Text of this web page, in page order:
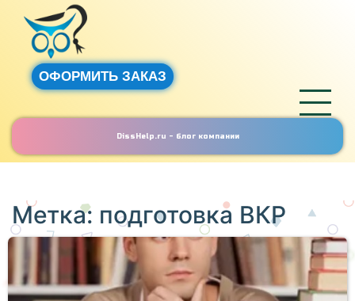
ОФОРМИТЬ ЗАКАЗ
DissHelp.ru - блог компании
Метка: подготовка ВКР